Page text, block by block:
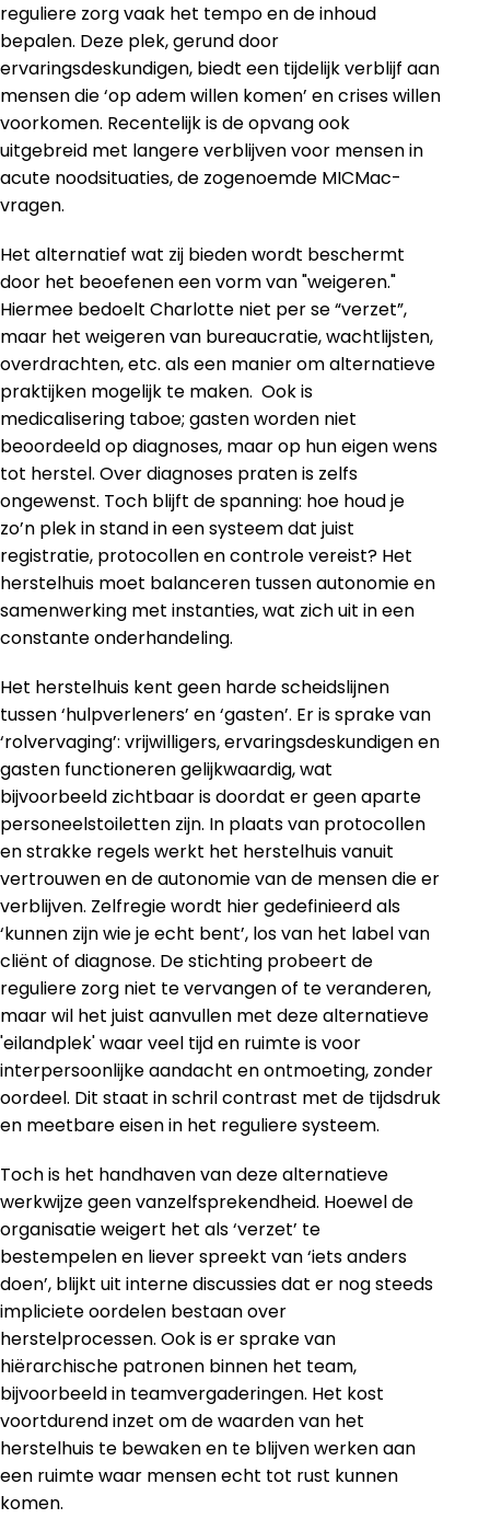
reguliere zorg vaak het tempo en de inhoud
bepalen. Deze plek, gerund door
ervaringsdeskundigen, biedt een tijdelijk verblijf aan
mensen die ‘op adem willen komen’ en crises willen
voorkomen. Recentelijk is de opvang ook
uitgebreid met langere verblijven voor mensen in
acute noodsituaties, de zogenoemde MICMac-
vragen.
Het alternatief wat zij bieden wordt beschermt
door het beoefenen een vorm van "weigeren."
Hiermee bedoelt Charlotte niet per se “verzet”,
maar het weigeren van bureaucratie, wachtlijsten,
overdrachten, etc. als een manier om alternatieve
praktijken mogelijk te maken. Ook is
medicalisering taboe; gasten worden niet
beoordeeld op diagnoses, maar op hun eigen wens
tot herstel. Over diagnoses praten is zelfs
ongewenst. Toch blijft de spanning: hoe houd je
zo’n plek in stand in een systeem dat juist
registratie, protocollen en controle vereist? Het
herstelhuis moet balanceren tussen autonomie en
samenwerking met instanties, wat zich uit in een
constante onderhandeling.
Het herstelhuis kent geen harde scheidslijnen
tussen ‘hulpverleners’ en ‘gasten’. Er is sprake van
‘rolvervaging’: vrijwilligers, ervaringsdeskundigen en
gasten functioneren gelijkwaardig, wat
bijvoorbeeld zichtbaar is doordat er geen aparte
personeelstoiletten zijn. In plaats van protocollen
en strakke regels werkt het herstelhuis vanuit
vertrouwen en de autonomie van de mensen die er
verblijven. Zelfregie wordt hier gedefinieerd als
‘kunnen zijn wie je echt bent’, los van het label van
cliënt of diagnose. De stichting probeert de
reguliere zorg niet te vervangen of te veranderen,
maar wil het juist aanvullen met deze alternatieve
'eilandplek' waar veel tijd en ruimte is voor
interpersoonlijke aandacht en ontmoeting, zonder
oordeel. Dit staat in schril contrast met de tijdsdruk
en meetbare eisen in het reguliere systeem.
Toch is het handhaven van deze alternatieve
werkwijze geen vanzelfsprekendheid. Hoewel de
organisatie weigert het als ‘verzet’ te
bestempelen en liever spreekt van ‘iets anders
doen’, blijkt uit interne discussies dat er nog steeds
impliciete oordelen bestaan over
herstelprocessen. Ook is er sprake van
hiërarchische patronen binnen het team,
bijvoorbeeld in teamvergaderingen. Het kost
voortdurend inzet om de waarden van het
herstelhuis te bewaken en te blijven werken aan
een ruimte waar mensen echt tot rust kunnen
komen.